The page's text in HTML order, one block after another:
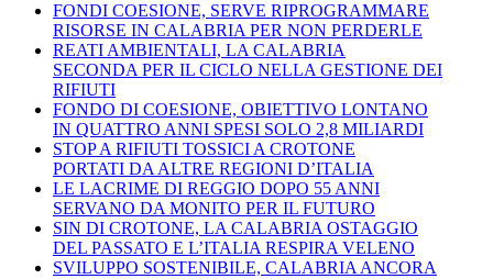
FONDI COESIONE, SERVE RIPROGRAMMARE
RISORSE IN CALABRIA PER NON PERDERLE
REATI AMBIENTALI, LA CALABRIA
SECONDA PER IL CICLO NELLA GESTIONE DEI
RIFIUTI
FONDO DI COESIONE, OBIETTIVO LONTANO
IN QUATTRO ANNI SPESI SOLO 2,8 MILIARDI
STOP A RIFIUTI TOSSICI A CROTONE
PORTATI DA ALTRE REGIONI D’ITALIA
LE LACRIME DI REGGIO DOPO 55 ANNI
SERVANO DA MONITO PER IL FUTURO
SIN DI CROTONE, LA CALABRIA OSTAGGIO
DEL PASSATO E L’ITALIA RESPIRA VELENO
SVILUPPO SOSTENIBILE, CALABRIA ANCORA